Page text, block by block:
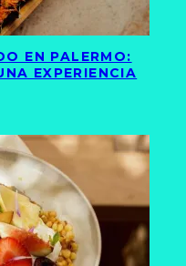
EN PALERMO:
EXPERIENCIA